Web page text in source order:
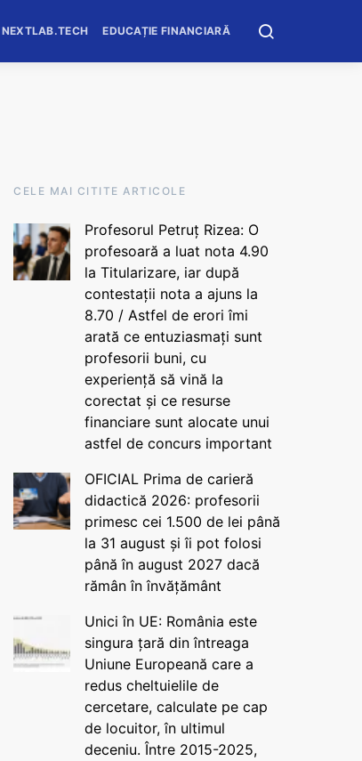
NEXTLAB.TECH EDUCAȚIE FINANCIARĂ
CELE MAI CITITE ARTICOLE
Profesorul Petruț Rizea: O
profesoară a luat nota 4.90
la Titularizare, iar după
contestații nota a ajuns la
8.70 / Astfel de erori îmi
arată ce entuziasmați sunt
profesorii buni, cu
experiență să vină la
corectat și ce resurse
financiare sunt alocate unui
astfel de concurs important
OFICIAL Prima de carieră
didactică 2026: profesorii
primesc cei 1.500 de lei până
la 31 august și îi pot folosi
până în august 2027 dacă
rămân în învățământ
Unici în UE: România este
singura țară din întreaga
Uniune Europeană care a
redus cheltuielile de
cercetare, calculate pe cap
de locuitor, în ultimul
deceniu. Între 2015-2025,